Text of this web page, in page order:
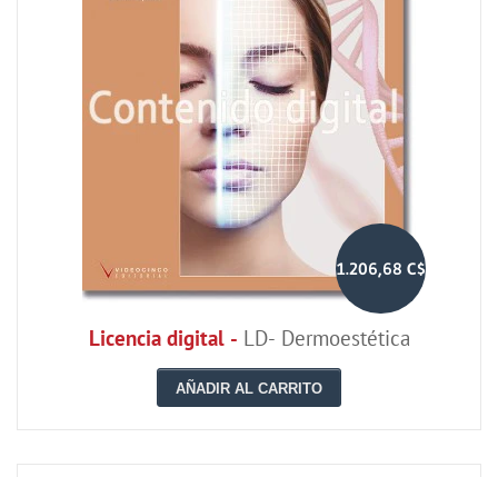
1.206,68 C$
Licencia digital - LD- Dermoestética
AÑADIR AL CARRITO